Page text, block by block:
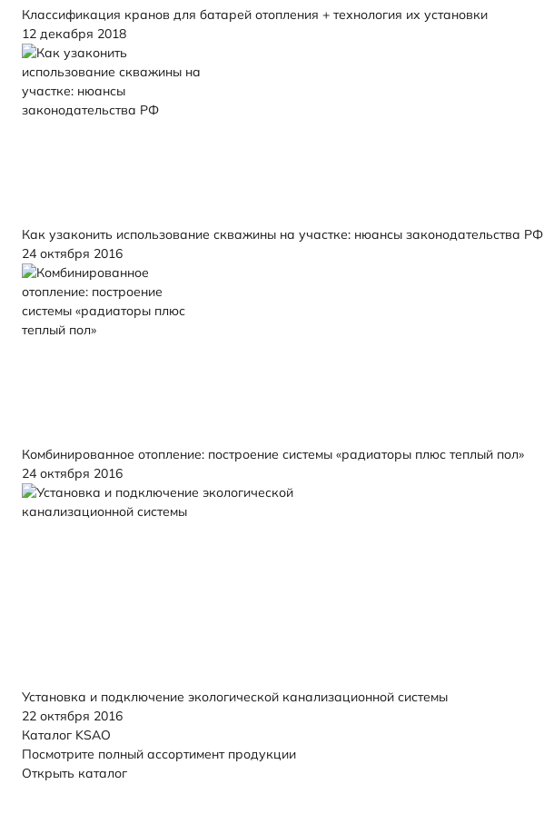
Классификация кранов для батарей отопления + технология их установки
12 декабря 2018
Как узаконить использование скважины на участке: нюансы законодательства РФ
24 октября 2016
Комбинированное отопление: построение системы «радиаторы плюс теплый пол»
24 октября 2016
Установка и подключение экологической канализационной системы
22 октября 2016
Каталог KSAO
Посмотрите полный ассортимент продукции
Открыть каталог